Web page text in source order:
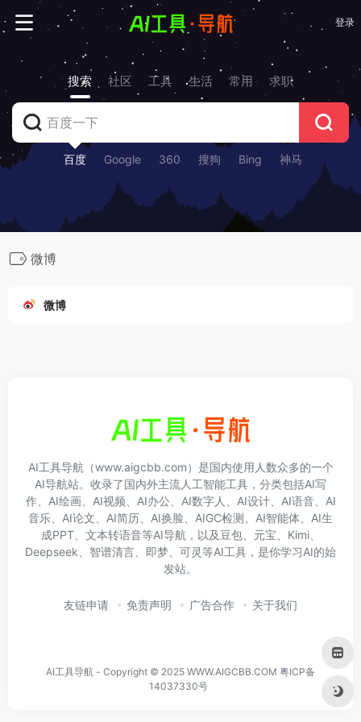
登录
搜索 社区 工具 生活 常用 求职
百度 Google 360 搜狗 Bing 神马
微博
微博
AI工具导航（www.aigcbb.com）是国内使用人数众多的一个
AI导航站。收录了国内外主流人工智能工具，分类包括AI写
作、AI绘画、AI视频、AI办公、AI数字人、AI设计、AI语音、AI
音乐、AI论文、AI简历、AI换脸、AIGC检测、AI智能体、AI生
成PPT、文本转语音等AI导航，以及豆包、元宝、Kimi、
Deepseek、智谱清言、即梦、可灵等AI工具，是你学习AI的始
发站。
友链申请 免责声明 广告合作 关于我们
AI工具导航 - Copyright © 2025 WWW.AIGCBB.COM 粤ICP备
14037330号